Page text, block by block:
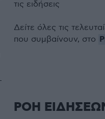
τις ειδήσεις
Δείτε όλες τις
που συμβαίνουν, στο
ΡΟΗ